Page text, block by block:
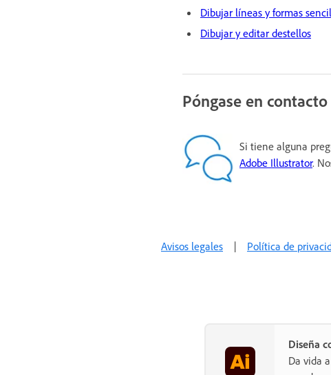
Dibujar líneas y formas
Dibujar y editar destellos
Póngase en
Si tiene alguna
Adobe Illustrator.
Avisos legales | Política de
Diseña
Da vida